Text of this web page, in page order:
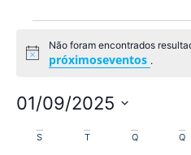
Aviso
Não foram encontrados
próximoseventos .
01/09/2025
Calendário
S T Q Q